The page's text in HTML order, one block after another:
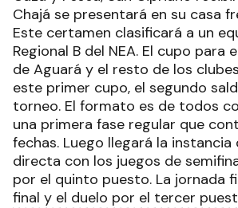
Chajá se presentará en su casa
Este certamen clasificará a un
Regional B del NEA. El cupo para
de Aguará y el resto de los
este primer cupo, el segundo
torneo. El formato es de todos
una primera fase regular que
fechas. Luego llegará la instancia
directa con los juegos de
por el quinto puesto. La jornada
final y el duelo por el tercer